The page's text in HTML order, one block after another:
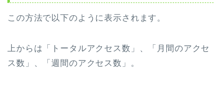
この方法で以下のように表示されます。
上からは「トータルアクセス数」、「月間のアクセ
ス数」、「週間のアクセス数」。